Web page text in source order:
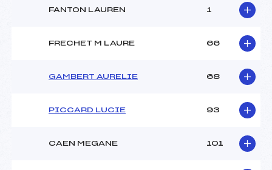
FANTON LAUREN 1
FRECHET M LAURE 66
GAMBERT AURELIE 68
PICCARD LUCIE 93
CAEN MEGANE 101